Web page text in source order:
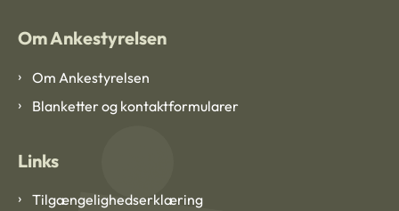
Om Ankestyrelsen
Om Ankestyrelsen
Blanketter og kontaktformularer
Links
Tilgængelighedserklæring